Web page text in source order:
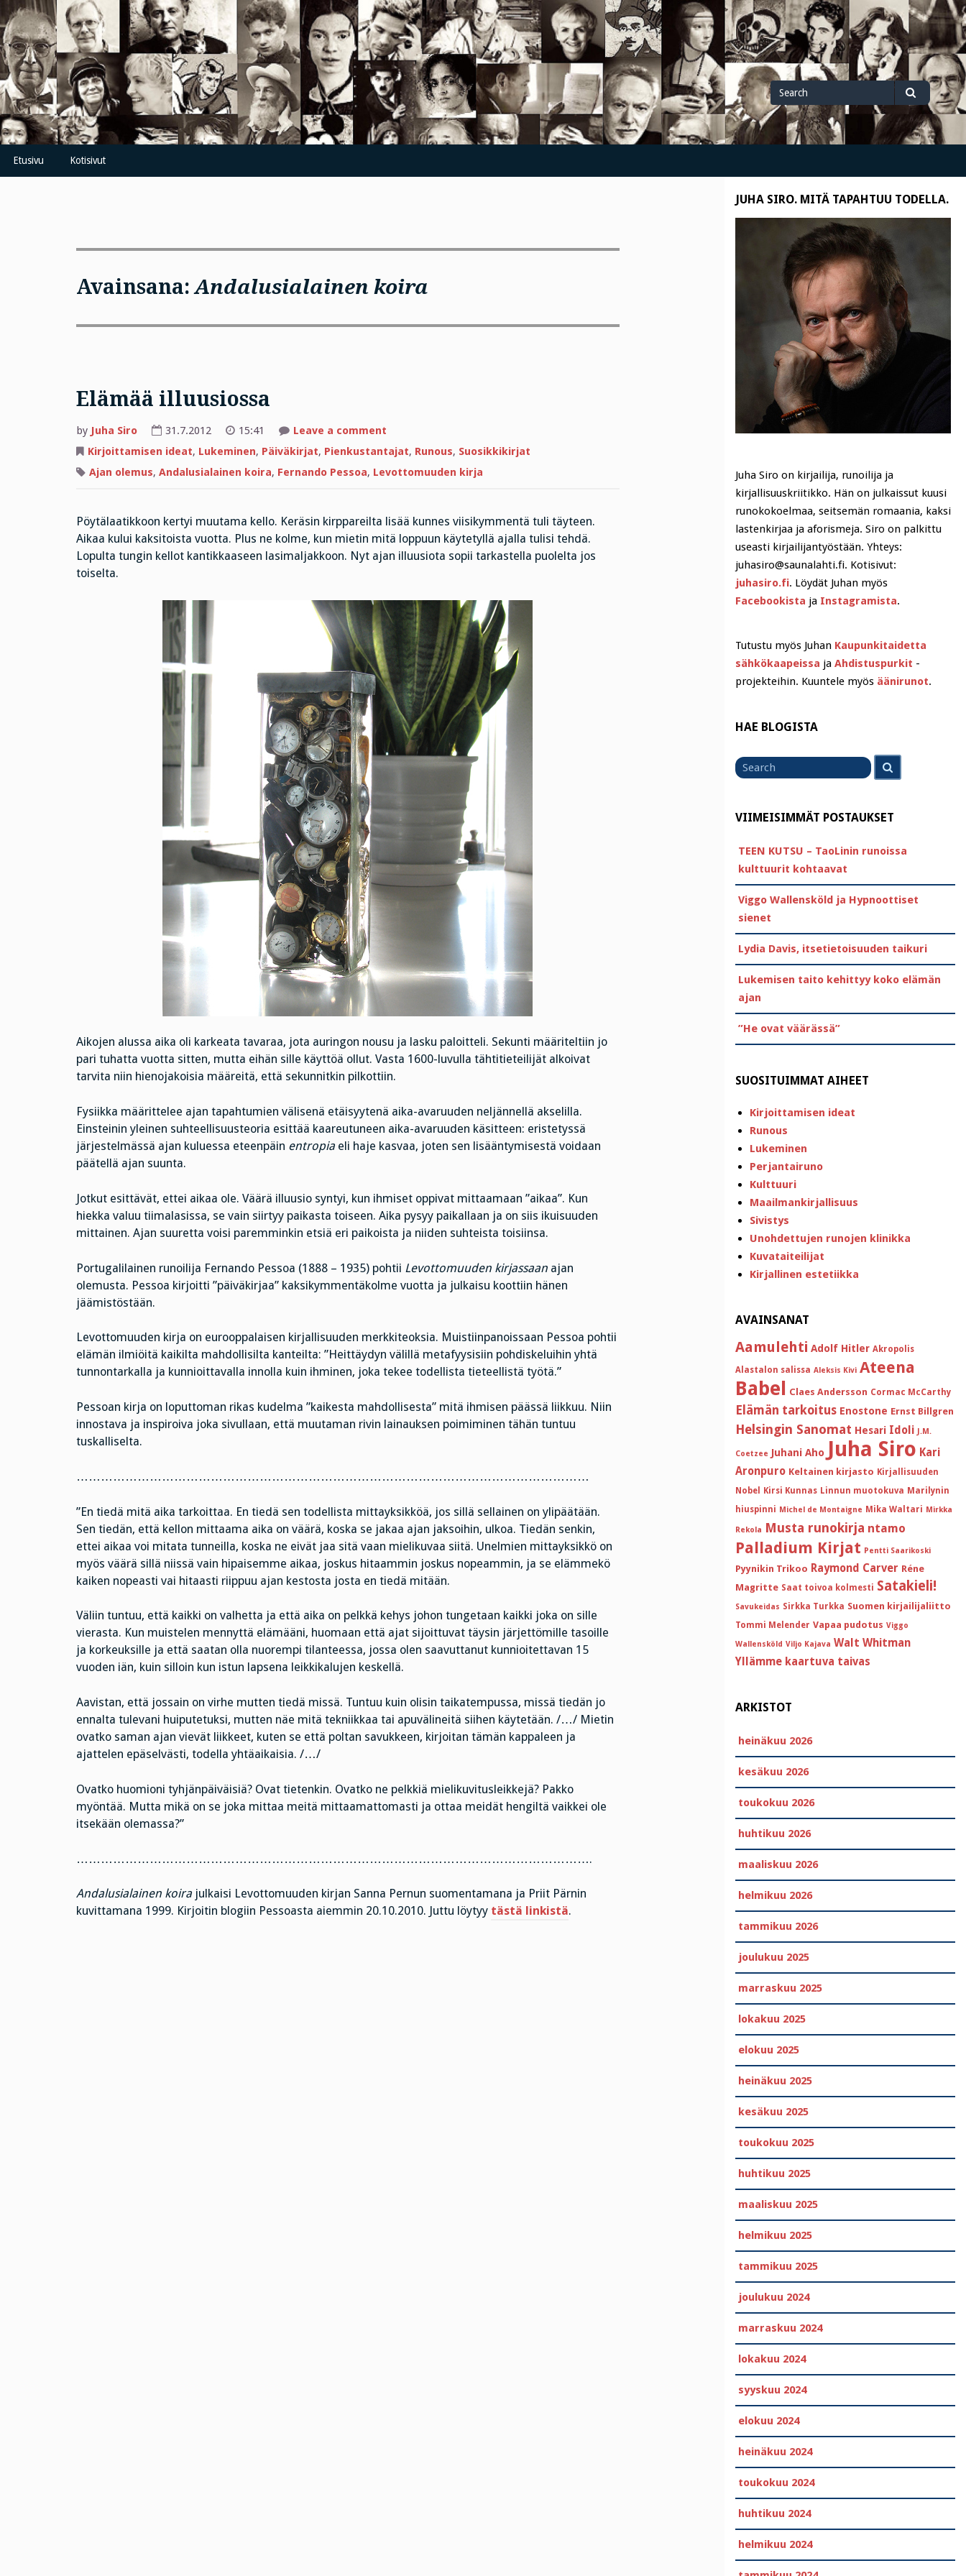
Skip
to
content
Search
for
Search
Etusivu Kotisivut
Avainsana:Andalusialainen koira
Elämää illuusiossa
by Juha Siro 31.7.2012 15:41 Leave a commenton
illuusiossa
Kirjoittamisen ideat, Lukeminen, Päiväkirjat, Pienkustantajat, Runous, Suosikkikirjat
Ajan olemus, Andalusialainen koira, Fernando Pessoa, Levottomuuden kirja
Pöytälaatikkoon kertyi muutama kello. Keräsin kirppareilta lisää kunnes viisikymmentä tuli täyteen.
Aikaa kului kaksitoista vuotta. Plus ne kolme, kun mietin mitä loppuun käytetyllä ajalla tulisi tehdä.
Lopulta tungin kellot kantikkaaseen lasimaljakkoon. Nyt ajan illuusiota sopii tarkastella puolelta jos
toiselta.
Aikojen alussa aika oli karkeata tavaraa, jota auringon nousu ja lasku paloitteli. Sekunti määriteltiin jo
pari tuhatta vuotta sitten, mutta eihän sille käyttöä ollut. Vasta 1600-luvulla tähtitieteilijät alkoivat
tarvita niin hienojakoisia määreitä, että sekunnitkin pilkottiin.
Fysiikka määrittelee ajan tapahtumien välisenä etäisyytenä aika-avaruuden neljännellä akselilla.
Einsteinin yleinen suhteellisuusteoria esittää kaareutuneen aika-avaruuden käsitteen: eristetyssä
järjestelmässä ajan kuluessa eteenpäin entropiaeli haje kasvaa, joten sen lisääntymisestä voidaan
päätellä ajan suunta.
Jotkut esittävät, ettei aikaa ole. Väärä illuusio syntyi, kun ihmiset oppivat mittaamaan ”aikaa”. Kun
hiekka valuu tiimalasissa, se vain siirtyy paikasta toiseen. Aika pysyy paikallaan ja on siis ikuisuuden
mittainen. Ajan suuretta voisi paremminkin etsiä eri paikoista ja niiden suhteista toisiinsa.
Portugalilainen runoilija Fernando Pessoa (1888 – 1935) pohtii Levottomuuden kirjassaanajan
olemusta. Pessoa kirjoitti ”päiväkirjaa” kaksikymmentäkolme vuotta ja julkaisu koottiin hänen
jäämistöstään.
Levottomuuden kirja on eurooppalaisen kirjallisuuden merkkiteoksia. Muistiinpanoissaan Pessoa pohtii
elämän ilmiöitä kaikilta mahdollisilta kanteilta: ”Heittäydyn välillä metafyysisiin pohdiskeluihin yhtä
tunnontarkalla ja kunnioittavalla innolla kuin ihminen, joka tekee todellista tieteellistä työtä.”
Pessoan kirja on loputtoman rikas kudelma ”kaikesta mahdollisesta” mitä ihmisen päässä liikkuu. Niin
innostava ja inspiroiva joka sivullaan, että muutaman rivin lainauksen poimiminen tähän tuntuu
tuskalliselta.
………………………………………………………………………………………………………………
”En tiedä mitä aika tarkoittaa. En tiedä sen todellista mittayksikköä, jos sillä sellainen on ylipäätään.
Sen tiedän, että kellon mittaama aika on väärä, koska se jakaa ajan jaksoihin, ulkoa. Tiedän senkin,
ettei aikaa voi mitata tunneilla, koska ne eivät jaa sitä vaan mielikuvaa siitä. Unelmien mittayksikkö on
myös väärä sillä niissä vain hipaisemme aikaa, joskus hitaammin joskus nopeammin, ja se elämmekö
kaiken nopeasti vai hitaasti riippuu ajan kestosta josta en tiedä mitään.
Väliin tuntuu, että kaikki on valhetta ja että aika on pelkkä kehys johon tungetaan kaikki joka on sille
vierasta. Kun muistelen mennyttä elämääni, huomaan että ajat sijoittuvat täysin järjettömille tasoille
ja korkeuksille ja että saatan olla nuorempi tilanteessa, jossa olen saavuttanut kunnioitettavan 15
vuoden iän, kuin silloin kun istun lapsena leikkikalujen keskellä.
Aavistan, että jossain on virhe mutten tiedä missä. Tuntuu kuin olisin taikatempussa, missä tiedän jo
ennalta tulevani huiputetuksi, mutten näe mitä tekniikkaa tai apuvälineitä siihen käytetään. /…/ Mietin
ovatko saman ajan vievät liikkeet, kuten se että poltan savukkeen, kirjoitan tämän kappaleen ja
ajattelen epäselvästi, todella yhtäaikaisia. /…/
Ovatko huomioni tyhjänpäiväisiä? Ovat tietenkin. Ovatko ne pelkkiä mielikuvitusleikkejä? Pakko
myöntää. Mutta mikä on se joka mittaa meitä mittaamattomasti ja ottaa meidät hengiltä vaikkei ole
itsekään olemassa?”
……………………………………………………………………………………………………………….
Andalusialainen koirajulkaisi Levottomuuden kirjan Sanna Pernun suomentamana ja Priit Pärnin
kuvittamana 1999. Kirjoitin blogiin Pessoasta aiemmin 20.10.2010. Juttu löytyy tästä linkistä.
JUHA SIRO. MITÄ TAPAHTUU TODELLA.
Juha Siro on kirjailija, runoilija ja
kirjallisuuskriitikko. Hän on julkaissut kuusi
runokokoelmaa, seitsemän romaania, kaksi
lastenkirjaa ja aforismeja. Siro on palkittu
useasti kirjailijantyöstään. Yhteys:
juhasiro@saunalahti.fi. Kotisivut:
juhasiro.fi. Löydät Juhan myös
Facebookista ja Instagramista.
Tutustu myös Juhan Kaupunkitaidetta
sähkökaapeissa ja Ahdistuspurkit -
projekteihin. Kuuntele myös äänirunot.
HAE BLOGISTA
for
VIIMEISIMMÄT POSTAUKSET
TEEN KUTSU – TaoLinin runoissa
kulttuurit kohtaavat
Viggo Wallensköld ja Hypnoottiset
sienet
Lydia Davis, itsetietoisuuden taikuri
Lukemisen taito kehittyy koko elämän
ajan
”He ovat väärässä”
SUOSITUIMMAT AIHEET
Kirjoittamisen ideat
Runous
Lukeminen
Perjantairuno
Kulttuuri
Maailmankirjallisuus
Sivistys
Unohdettujen runojen klinikka
Kuvataiteilijat
Kirjallinen estetiikka
AVAINSANAT
Aamulehti Adolf Hitler Akropolis
Alastalon salissa Aleksis Kivi Ateena
Babel Claes Andersson Cormac McCarthy
Elämän tarkoitus Enostone Ernst Billgren
Helsingin Sanomat Hesari Idoli J.M.
Coetzee Juhani Aho Juha Siro Kari
Aronpuro Keltainen kirjasto Kirjallisuuden
Nobel
Kirsi Kunnas Linnun muotokuva Marilynin
hiuspinni Michel de Montaigne Mika Waltari Mirkka
Rekola Musta runokirja ntamo
Palladium Kirjat Pentti Saarikoski
Pyynikin Trikoo Raymond Carver Réne
Magritte Saat toivoa kolmesti Satakieli!
Savukeidas Sirkka Turkka Suomen kirjailijaliitto
Tommi Melender Vapaa pudotus Viggo
Wallensköld Viljo Kajava Walt Whitman
Yllämme kaartuva taivas
ARKISTOT
heinäkuu 2026
kesäkuu 2026
toukokuu 2026
huhtikuu 2026
maaliskuu 2026
helmikuu 2026
tammikuu 2026
joulukuu 2025
marraskuu 2025
lokakuu 2025
elokuu 2025
heinäkuu 2025
kesäkuu 2025
toukokuu 2025
huhtikuu 2025
maaliskuu 2025
helmikuu 2025
tammikuu 2025
joulukuu 2024
marraskuu 2024
lokakuu 2024
syyskuu 2024
elokuu 2024
heinäkuu 2024
toukokuu 2024
huhtikuu 2024
helmikuu 2024